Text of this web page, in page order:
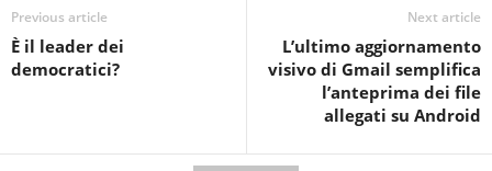
Previous article
È il leader dei
democratici?
Next article
L’ultimo aggiornamento
visivo di Gmail semplifica
l’anteprima dei file
allegati su Android